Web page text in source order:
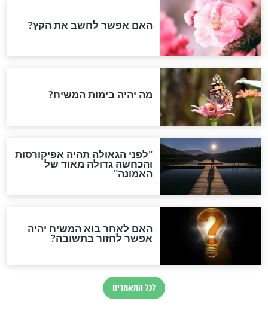
למצוא את
תפילה לעורר רוחו של משיח
בעולם
חדשות יהדות
הותר לפרסום: לוחמי מילואים
נהרגו בדרום לבנון
ההסכם החשאי של טראמפ
ואיראן: בלי שקיפות ועם הרבה